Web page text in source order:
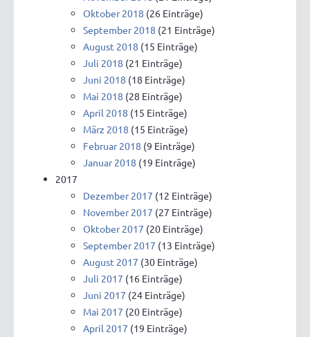
Oktober 2018 (26 Einträge)
September 2018 (21 Einträge)
August 2018 (15 Einträge)
Juli 2018 (21 Einträge)
Juni 2018 (18 Einträge)
Mai 2018 (28 Einträge)
April 2018 (15 Einträge)
März 2018 (15 Einträge)
Februar 2018 (9 Einträge)
Januar 2018 (19 Einträge)
2017
Dezember 2017 (12 Einträge)
November 2017 (27 Einträge)
Oktober 2017 (20 Einträge)
September 2017 (13 Einträge)
August 2017 (30 Einträge)
Juli 2017 (16 Einträge)
Juni 2017 (24 Einträge)
Mai 2017 (20 Einträge)
April 2017 (19 Einträge)